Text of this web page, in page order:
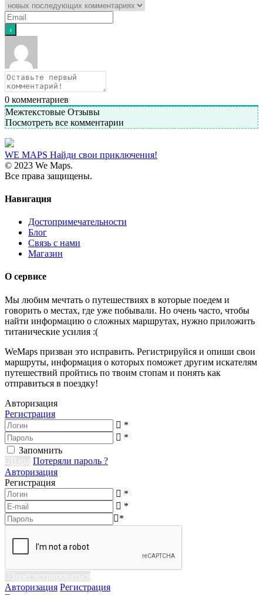
0 комментариев
Межтекстовые Отзывы
Посмотреть все комментарии
WE MAPS Найди свои приключения!
© 2023 We Maps.
Все права защищены.
Навигация
Достопримечательности
Блог
Связь с нами
Магазин
О сервисе
Мы любим мечтать о путешествиях в которые поедем и
говорить о местах, где уже побывали. Но очень часто, чтобы
найти информацию о сложных маршрутах, нужно приложить
титанические усилия :(
WeMaps призван это исправить. Регистрируйся и опиши свои
маршруты, информация о которых поможет другим искателям
путешествий пройтись по твоим стопам и понять как
отправиться в поездку!
Авторизация
Регистрация
*
*
Запомнить
Вход
Потеряли пароль ?
Авторизация
Регистрация
*
*
*
Зарегистрироваться
Авторизация Регистрация